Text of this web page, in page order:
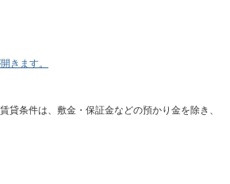
きます。
貸条件は、敷金・保証金などの預かり金を除き、